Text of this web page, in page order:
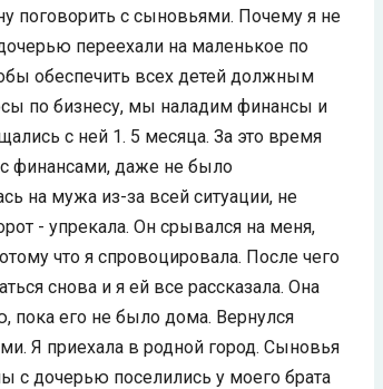
поговорить с сыновьями. Почему я не
переехали на маленькое по
обеспечить всех детей должным
по бизнесу, мы наладим финансы и
с ней 1. 5 месяца. За это время
финансами, даже не было
на мужа из-за всей ситуации, не
- упрекала. Он срывался на меня,
что я спровоцировала. После чего
снова и я ей все рассказала. Она
пока его не было дома. Вернулся
Я приехала в родной город. Сыновья
с дочерью поселились у моего брата